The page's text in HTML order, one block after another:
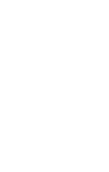
idealny i to